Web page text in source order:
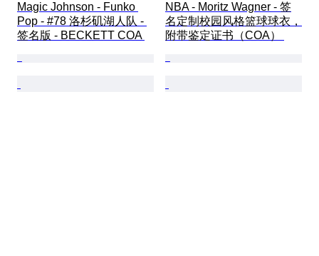
Magic Johnson - Funko
Pop - #78 洛杉矶湖人队 -
签名版 - BECKETT COA
NBA - Moritz Wagner - 签
名定制校园风格篮球球衣，
附带鉴定证书（COA）